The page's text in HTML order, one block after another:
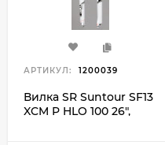
АРТИКУЛ: 1200039
Вилка SR Suntour SF13
XCM P HLO 100 26",